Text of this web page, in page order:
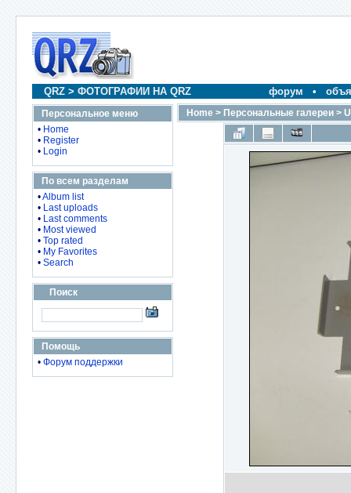
QRZ > ФОТОГРАФИИ НА QRZ форум •
Персональное меню
• Home
• Register
• Login
По всем разделам
•Album list
• Last uploads
• Last comments
• Most viewed
• Top rated
• My Favorites
• Search
Поиск
Помощь
• Форум поддержки
Home > Персональные галереи >